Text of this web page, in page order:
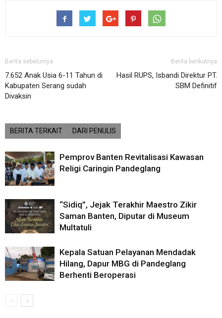
Berita sebelumya
7.652 Anak Usia 6-11 Tahun di
Kabupaten Serang sudah
Divaksin
Berita berikutnya
Hasil RUPS, Isbandi Direktur PT.
SBM Definitif
BERITA TERKAIT DARI PENULIS
Pemprov Banten Revitalisasi Kawasan
Religi Caringin Pandeglang
“Sidiq”, Jejak Terakhir Maestro Zikir
Saman Banten, Diputar di Museum
Multatuli
Kepala Satuan Pelayanan Mendadak
Hilang, Dapur MBG di Pandeglang
Berhenti Beroperasi